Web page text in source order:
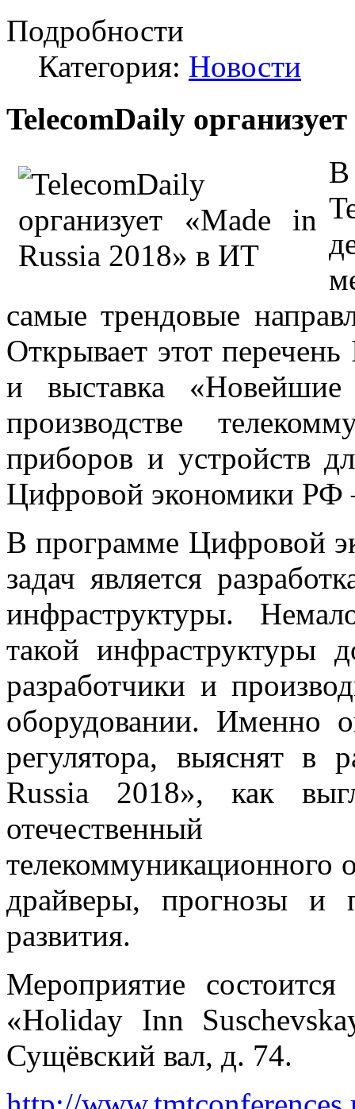
Подробности
Категория: Новости
TelecomDaily
самые трендовые
Открывает этот
и выставка
производстве
приборов и устройств
Цифровой экономики РФ
В программе Цифровой
задач является
инфраструктуры.
такой инфраструктуры
разработчики и
оборудовании. Именно
регулятора, выяснят в
Russia 2018», как
отечественный
телекоммуникационного
драйверы, прогнозы и
развития.
Мероприятие
«Holiday Inn
Сущёвский вал, д. 74.